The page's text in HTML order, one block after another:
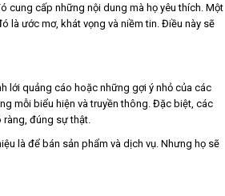
cung cấp những nội dung mà họ yêu thích. Một
là ước mơ, khát vọng và niềm tin. Điều này sẽ
lới quảng cáo hoặc những gợi ý nhỏ của các
mỗi biểu hiện và truyền thông. Đặc biệt, các
đúng sự thật.
là để bán sản phẩm và dịch vụ. Nhưng họ sẽ